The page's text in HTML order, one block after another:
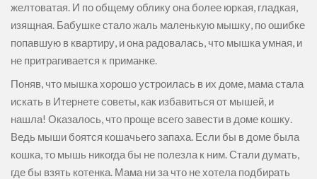
желтоватая. И по общему облику она более юркая, гладкая,
изящная. Бабушке стало жаль маленькую мышку, по ошибке
попавшую в квартиру, и она радовалась, что мышка умная, и
не притрагивается к приманке.
Поняв, что мышка хорошо устроилась в их доме, мама стала
искать в Итернете советы, как избавиться от мышей, и
нашла! Оказалось, что проще всего завести в доме кошку.
Ведь мыши боятся кошачьего запаха. Если бы в доме была
кошка, то мышь никогда бы не полезла к ним. Стали думать,
где бы взять котенка. Мама ни за что не хотела подбирать